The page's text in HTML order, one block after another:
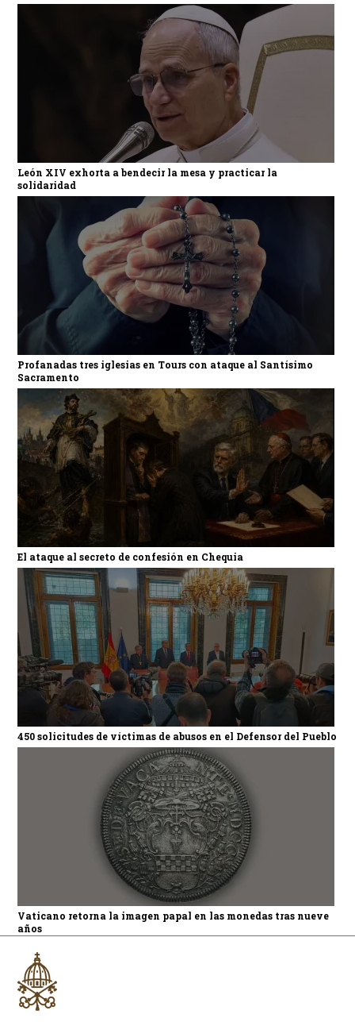
León XIV exhorta a bendecir la mesa y practicar la
solidaridad
Profanadas tres iglesias en Tours con ataque al Santísimo
Sacramento
El ataque al secreto de confesión en Chequia
450 solicitudes de víctimas de abusos en el Defensor del Pueblo
Vaticano retorna la imagen papal en las monedas tras nueve
años